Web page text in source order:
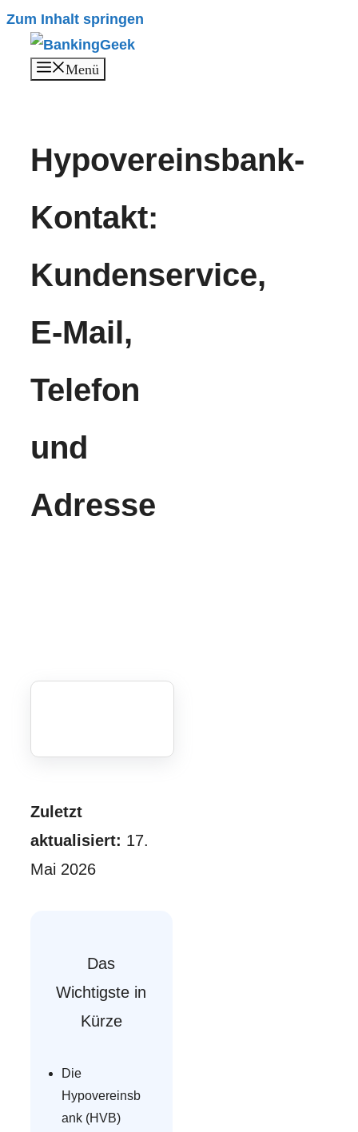
Zum Inhalt springen
Menü
Hypovereinsbank-
Kontakt:
Kundenservice,
E-Mail,
Telefon
und
Adresse
Zuletzt
aktualisiert: 17.
Mai 2026
Das
Wichtigste in
Kürze
Die
Hypovereinsb
ank (HVB)